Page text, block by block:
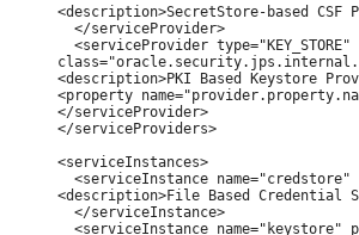
<description>SecretStore-based
  </serviceProvider>
<serviceProvider type="KEY_STORE"
<description>PKI Based Keystore
<property
</serviceProvider>
</serviceProviders>
<serviceInstances>
<serviceInstance
<description>File Based Credential
  </serviceInstance>